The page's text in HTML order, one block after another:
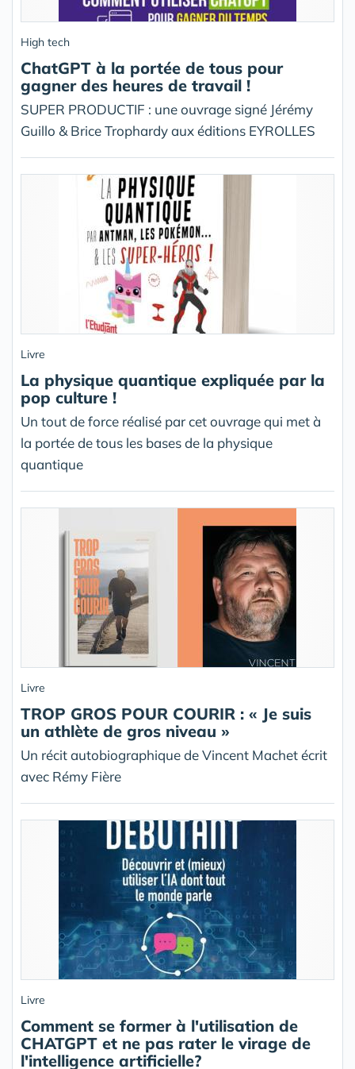
High tech
ChatGPT à la portée de tous pour
gagner des heures de travail !
SUPER PRODUCTIF : une ouvrage signé Jérémy
Guillo & Brice Trophardy aux éditions EYROLLES
Livre
La physique quantique expliquée par la
pop culture !
Un tout de force réalisé par cet ouvrage qui met à
la portée de tous les bases de la physique
quantique
Livre
TROP GROS POUR COURIR : « Je suis
un athlète de gros niveau »
Un récit autobiographique de Vincent Machet écrit
avec Rémy Fière
Livre
Comment se former à l'utilisation de
CHATGPT et ne pas rater le virage de
l'intelligence artificielle?